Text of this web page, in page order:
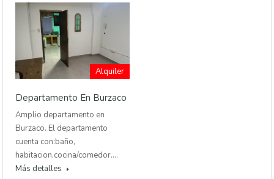
Alquiler
Departamento En Burzaco
Amplio departamento en
Burzaco. El departamento
cuenta con:baño,
habitacion,cocina/comedor.…
Más detalles